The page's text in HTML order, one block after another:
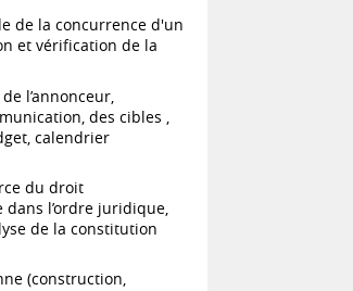
de la concurrence d'un
et vérification de la
l’annonceur,
des cibles ,
calendrier
du droit
l’ordre juridique,
de la constitution
(construction,